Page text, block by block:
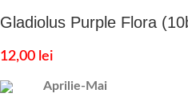
Gladiolus Purple Flora
12,00 lei
Aprilie-Mai